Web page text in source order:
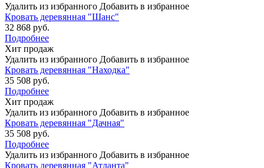
Удалить из избранного Добавить в избранное
Кровать деревянная "Шанс"
32 868 руб.
Подробнее
Хит продаж
Удалить из избранного Добавить в избранное
Кровать деревянная "Находка"
35 508 руб.
Подробнее
Хит продаж
Удалить из избранного Добавить в избранное
Кровать деревянная "Дачная"
35 508 руб.
Подробнее
Удалить из избранного Добавить в избранное
Кровать деревянная "Атланта"